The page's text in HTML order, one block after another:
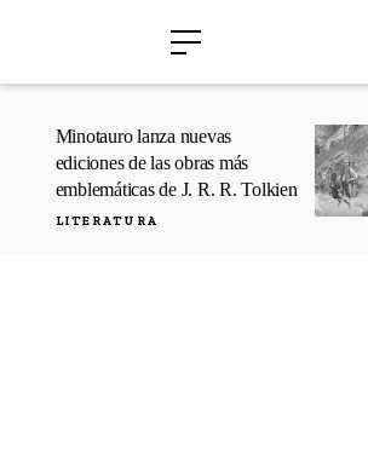
Minotauro lanza nuevas
ediciones de las obras más
emblemáticas de J. R. R. Tolkien
LITERATURA
›